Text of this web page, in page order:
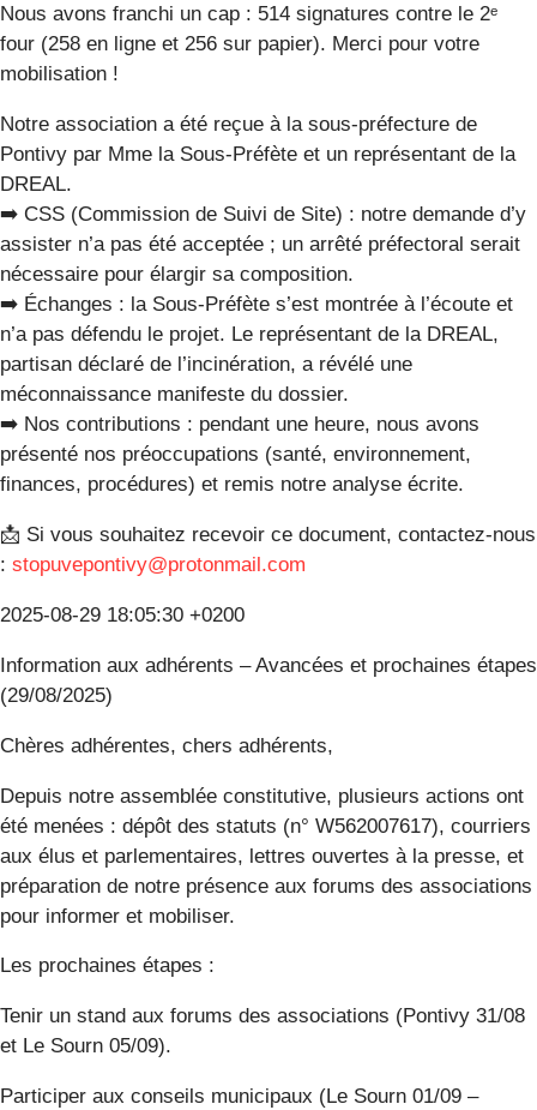
Nous avons franchi un cap : 514 signatures contre le 2ᵉ
four (258 en ligne et 256 sur papier). Merci pour votre
mobilisation !
Notre association a été reçue à la sous-préfecture de
Pontivy par Mme la Sous-Préfète et un représentant de la
DREAL.
➡️ CSS (Commission de Suivi de Site) : notre demande d’y
assister n’a pas été acceptée ; un arrêté préfectoral serait
nécessaire pour élargir sa composition.
➡️ Échanges : la Sous-Préfète s’est montrée à l’écoute et
n’a pas défendu le projet. Le représentant de la DREAL,
partisan déclaré de l’incinération, a révélé une
méconnaissance manifeste du dossier.
➡️ Nos contributions : pendant une heure, nous avons
présenté nos préoccupations (santé, environnement,
finances, procédures) et remis notre analyse écrite.
📩 Si vous souhaitez recevoir ce document, contactez-nous
: stopuvepontivy@protonmail.com
2025-08-29 18:05:30 +0200
Information aux adhérents – Avancées et prochaines étapes
(29/08/2025)
Chères adhérentes, chers adhérents,
Depuis notre assemblée constitutive, plusieurs actions ont
été menées : dépôt des statuts (n° W562007617), courriers
aux élus et parlementaires, lettres ouvertes à la presse, et
préparation de notre présence aux forums des associations
pour informer et mobiliser.
Les prochaines étapes :
Tenir un stand aux forums des associations (Pontivy 31/08
et Le Sourn 05/09).
Participer aux conseils municipaux (Le Sourn 01/09 –